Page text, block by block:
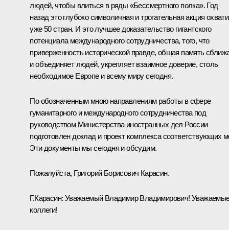
людей, чтобы влиться в ряды «Бессмертного полка». Год
назад это глубоко символичная и трогательная акция
уже 50 стран. И это лучшее доказательство гигантского
потенциала международного сотрудничества, того, что
приверженность исторической правде, общая память
и объединяет людей, укрепляет взаимное доверие, столь
необходимое Европе и всему миру сегодня.
По обозначенным мною направлениям работы в сфере
гуманитарного и международного сотрудничества под
руководством Министерства иностранных дел России
подготовлен доклад и проект комплекса соответствующих
Эти документы мы сегодня и обсудим.
Пожалуйста, Григорий Борисович Карасин.
Г.Карасин: Уважаемый Владимир Владимирович!
коллеги!